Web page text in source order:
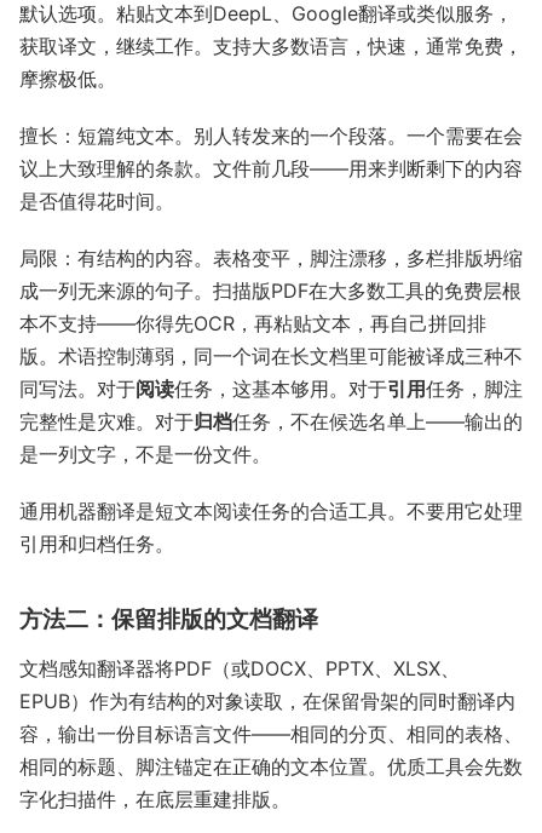
默认选项。粘贴文本到DeepL、Google翻译或类似服务，
获取译文，继续工作。支持大多数语言，快速，通常免费，
摩擦极低。
擅长：短篇纯文本。别人转发来的一个段落。一个需要在会
议上大致理解的条款。文件前几段——用来判断剩下的内容
是否值得花时间。
局限：有结构的内容。表格变平，脚注漂移，多栏排版坍缩
成一列无来源的句子。扫描版PDF在大多数工具的免费层根
本不支持——你得先OCR，再粘贴文本，再自己拼回排
版。术语控制薄弱，同一个词在长文档里可能被译成三种不
同写法。对于阅读任务，这基本够用。对于引用任务，脚注
完整性是灾难。对于归档任务，不在候选名单上——输出的
是一列文字，不是一份文件。
通用机器翻译是短文本阅读任务的合适工具。不要用它处理
引用和归档任务。
方法二：保留排版的文档翻译
文档感知翻译器将PDF（或DOCX、PPTX、XLSX、
EPUB）作为有结构的对象读取，在保留骨架的同时翻译内
容，输出一份目标语言文件——相同的分页、相同的表格、
相同的标题、脚注锚定在正确的文本位置。优质工具会先数
字化扫描件，在底层重建排版。